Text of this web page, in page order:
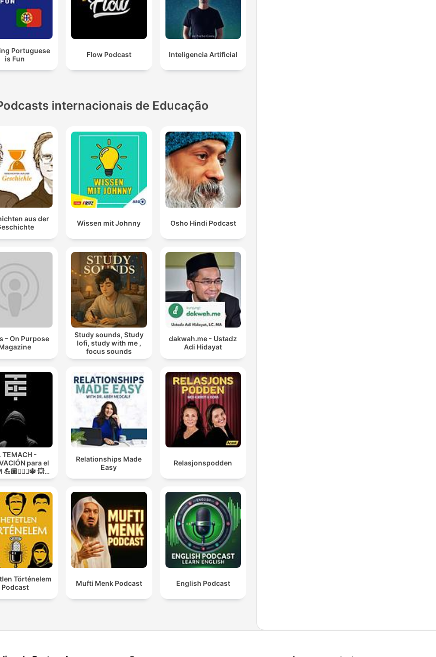
Portuguese
is Fun
Flow Podcast Inteligencia Artificial
internacionais de Educação
aus der
Wissen mit Johnny Osho Hindi Podcast
– On Purpose
Study sounds, Study
lofi, study with me ,
focus sounds
dakwah.me - Ustadz
Adi Hidayat
TEMACH -
para el
💪🏼🏋🏻‍♀🔱 💥
GUERRA💥
Relationships Made
Easy
Relasjonspodden
Történelem
Podcast
Mufti Menk Podcast English Podcast